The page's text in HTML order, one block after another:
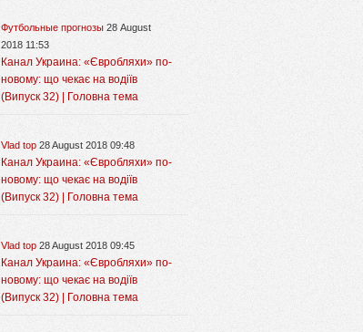
Футбольные прогнозы 28 August
2018 11:53
Канал Украина: «Євробляхи» по-
новому: що чекає на водіїв
(Випуск 32) | Головна тема
Vlad top 28 August 2018 09:48
Канал Украина: «Євробляхи» по-
новому: що чекає на водіїв
(Випуск 32) | Головна тема
Vlad top 28 August 2018 09:45
Канал Украина: «Євробляхи» по-
новому: що чекає на водіїв
(Випуск 32) | Головна тема